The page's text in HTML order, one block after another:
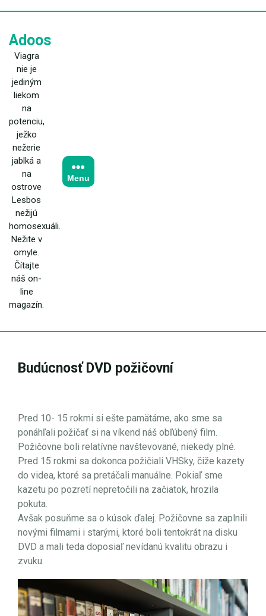
content
Adoos
Viagra
nie je
jediným
liekom
na
potenciu,
ježko
nežerie
jablká a
na
ostrove
Lesbos
nežijú
homosexuáli.
Nežite v
omyle.
Čítajte
náš on-
line
magazín.
Menu
Budúcnosť DVD požičovní
Pred 10- 15 rokmi si ešte pamätáme, ako sme sa
ponáhľali požičať si na víkend náš obľúbený film.
Požičovne boli relatívne navštevované, niekedy plné.
Pred 15 rokmi sa dokonca požičiali VHSky, čiže kazety
do videa, ktoré sa pretáčali manuálne. Pokiaľ sme
kazetu po pozretí nepretočili na začiatok, hrozila
pokuta.
Avšak posuňme sa o kúsok ďalej. Požičovne sa zaplnili
novými filmami i starými, ktoré boli tentokrát na disku
DVD a mali teda doposiaľ nevídanú kvalitu obrazu i
zvuku.